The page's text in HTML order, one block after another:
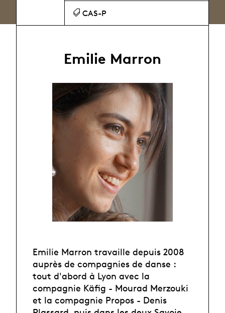
CAS-P
Emilie Marron
Emilie Marron travaille depuis 2008
auprès de compagnies de danse :
tout d'abord à Lyon avec la
compagnie Käfig - Mourad Merzouki
et la compagnie Propos - Denis